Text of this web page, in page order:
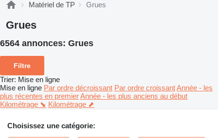
Matériel de TP Grues
Grues
6564 annonces: Grues
Filtre
Trier: Mise en ligne
Mise en ligne Par ordre décroissant Par ordre croissantAnnée - les
plus récentes en premierAnnée - les plus anciens au début
Kilométrage ⬊ Kilométrage ⬈
Choisissez une catégorie: